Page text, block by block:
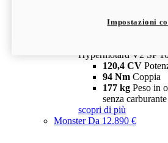
Depotenziata 35 kW:
configura scopri di più
Hypermotard V2 SP
120,4 CV
94 Nm Coppia
177 kg Peso in
senza carburante
scopri di più
MonsterDa 12.890 €
Impostazioni